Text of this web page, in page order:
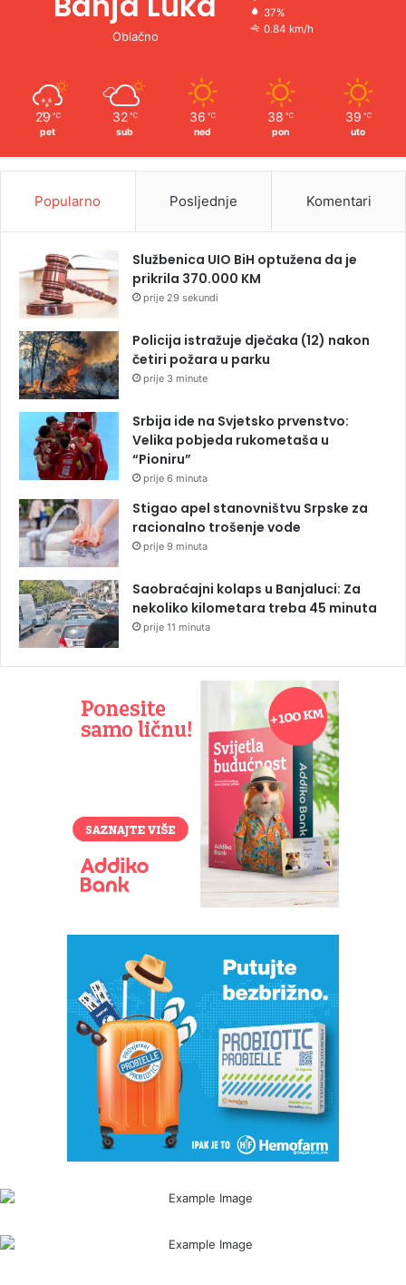
Oblačno
37%
0.84 km/h
29 ℃
pet
32 ℃
sub
36 ℃
ned
38 ℃
pon
39 ℃
uto
Popularno Posljednje Komentari
Službenica UIO BiH optužena da je
prikrila 370.000 KM
prije 29 sekundi
Policija istražuje dječaka (12) nakon
četiri požara u parku
prije 3 minute
Srbija ide na Svjetsko prvenstvo:
Velika pobjeda rukometaša u
“Pioniru”
prije 6 minuta
Stigao apel stanovništvu Srpske za
racionalno trošenje vode
prije 9 minuta
Saobraćajni kolaps u Banjaluci: Za
nekoliko kilometara treba 45 minuta
prije 11 minuta